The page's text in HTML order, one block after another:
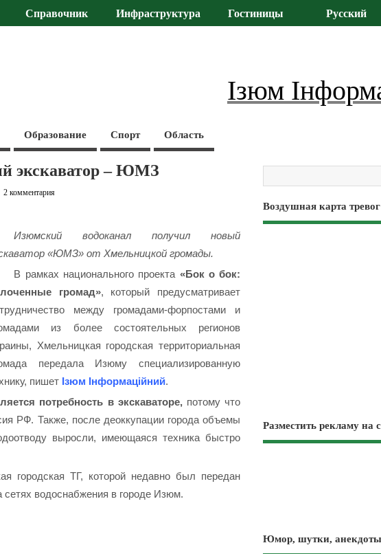
Справочник Инфраструктура Гостиницы Русский
Ізюм
Образование Спорт Область
экскаватор – ЮМЗ
2 комментария
Изюмский водоканал получил новый
«ЮМЗ» от Хмельницкой громады.
В рамках национального проекта «Бок о бок:
громад», который предусматривает
между громадами-форпостами и
из более состоятельных регионов
Хмельницкая городская территориальная
передала Изюму специализированную
пишет Ізюм Інформаційний.
потребность в экскаваторе,потому что
РФ. Также, после деоккупации города объемы
выросли, имеющаяся техника быстро
городская ТГ, которой недавно был передан
водоснабжения в городе Изюм.
Воздушная карта тревог
Разместить рекламу на
Юмор, шутки, анекдоты